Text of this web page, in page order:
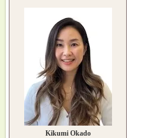
Kikumi Okado